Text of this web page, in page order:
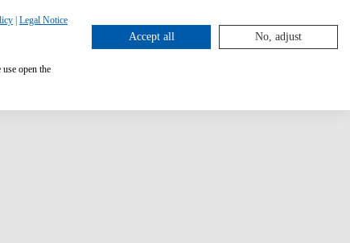
Legal Notice
open the
Accept all No, adjust